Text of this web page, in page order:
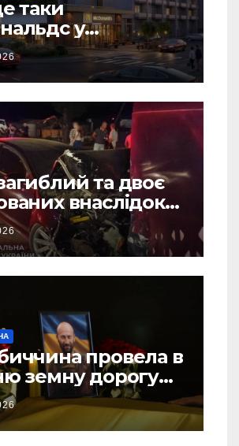
таки
у
(Фото)
та двоє
внаслідок
Самбірщині
провела в
земну дорогу
– Олега